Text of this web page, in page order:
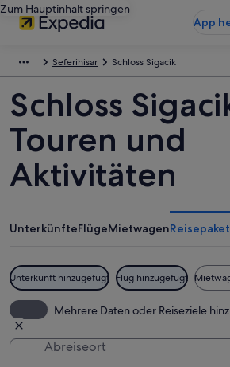
Zum Hauptinhalt springen
App
Seferihisar Schloss Sigacik
Schloss
Touren und
Aktivitäten
UnterkünfteFlügeMietwagen
Unterkunft hinzugefügt Flug hinzugefügt
Mehrere Daten oder Reiseziele
Abreiseort